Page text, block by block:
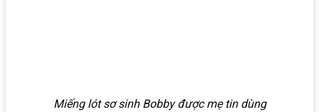
Miếng lót sơ sinh Bobby được mẹ tin dùng